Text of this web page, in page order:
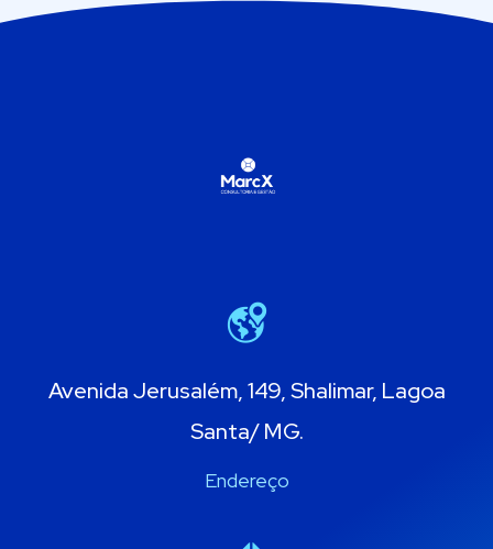
Avenida Jerusalém, 149, Shalimar, Lagoa
Santa/ MG.
Endereço